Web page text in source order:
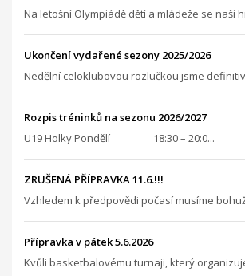
Na letošní Olympiádě dětí a mládeže se naši
Ukončení vydařené sezony 2025/2026
Nedělní celoklubovou rozlučkou jsme
Rozpis tréninků na sezonu 2026/2027
U19 Holky Pondělí 18:30 – 20:0...
ZRUŠENÁ PŘÍPRAVKA 11.6.!!!
Vzhledem k předpovědi počasí musíme
Přípravka v pátek 5.6.2026
Kvůli basketbalovému turnaji, který